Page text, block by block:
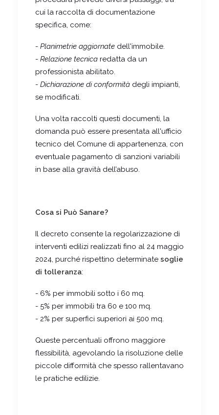
cui la raccolta di documentazione
specifica, come:
- Planimetrie aggiornate dell'immobile.
- Relazione tecnica redatta da un
professionista abilitato.
- Dichiarazione di conformità degli impianti,
se modificati.
Una volta raccolti questi documenti, la
domanda può essere presentata all'ufficio
tecnico del Comune di appartenenza, con
eventuale pagamento di sanzioni variabili
in base alla gravità dell’abuso.
Cosa si Può Sanare?
Il decreto consente la regolarizzazione di
interventi edilizi realizzati fino al 24 maggio
2024, purché rispettino determinate soglie
di tolleranza:
- 6% per immobili sotto i 60 mq.
- 5% per immobili tra 60 e 100 mq.
- 2% per superfici superiori ai 500 mq.
Queste percentuali offrono maggiore
flessibilità, agevolando la risoluzione delle
piccole difformità che spesso rallentavano
le pratiche edilizie.